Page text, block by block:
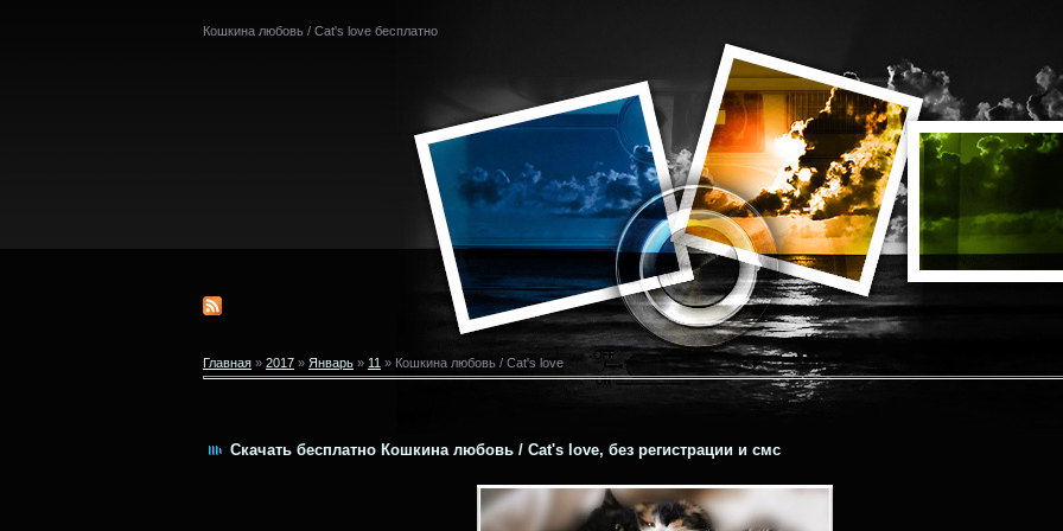
Кошкина любовь / Cat's love бесплатно
Главная » 2017 » Январь » 11 » Кошкина любовь / Cat's love
Скачать бесплатно Кошкина любовь / Cat's love, без регистрации и смс